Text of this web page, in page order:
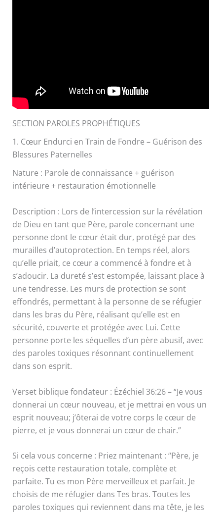
SECTION PAROLES PROPHÉTIQUES
1. Cœur Endurci en Train de Fondre – Guérison des
Blessures Paternelles
Nature : Parole de connaissance + guérison
intérieure + restauration émotionnelle
Description : Lors de l’intercession sur la révélation
de Dieu en tant que Père, parole concernant une
personne dont le cœur était dur, protégé par des
murailles d’autoprotection. En temps réel, alors
qu’elle priait, ce cœur a commencé à fondre et à
s’adoucir. La dureté s’est estompée, laissant place à
une tendresse. Les murs de protection se sont
effondrés, permettant à la personne de se réfugier
dans les bras du Père, réalisant qu’elle est en
sécurité, couverte et protégée avec Lui. Cette
personne porte les séquelles d’un père abusif, avec
des paroles toxiques résonnant continuellement
dans son esprit.
Verset biblique fondateur : Ézéchiel 36:26 – “Je vous
donnerai un cœur nouveau, et je mettrai en vous un
esprit nouveau; j’ôterai de votre corps le cœur de
pierre, et je vous donnerai un cœur de chair.”
Si cela vous concerne : Priez maintenant : “Père, je
reçois cette restauration totale, complète et
parfaite. Tu es mon Père merveilleux et parfait. Je
choisis de me réfugier dans Tes bras. Toutes les
paroles toxiques qui reviennent dans ma tête, je les